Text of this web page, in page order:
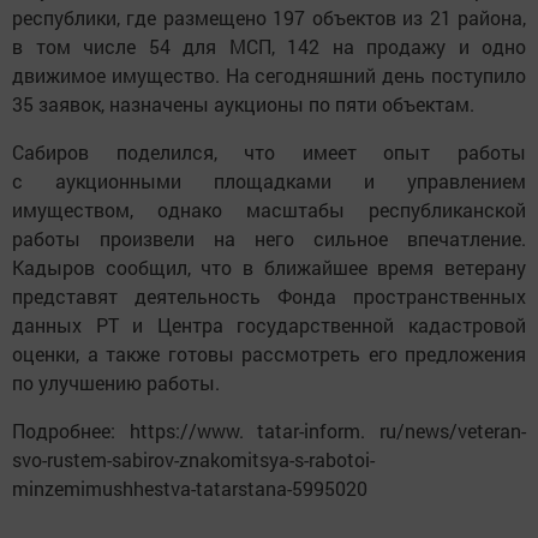
республики, где размещено 197 объектов из 21 района,
в том числе 54 для МСП, 142 на продажу и одно
движимое имущество. На сегодняшний день поступило
35 заявок, назначены аукционы по пяти объектам.
Сабиров поделился, что имеет опыт работы
с аукционными площадками и управлением
имуществом, однако масштабы республиканской
работы произвели на него сильное впечатление.
Кадыров сообщил, что в ближайшее время ветерану
представят деятельность Фонда пространственных
данных РТ и Центра государственной кадастровой
оценки, а также готовы рассмотреть его предложения
по улучшению работы.
Подробнее: https://www. tatar-inform. ru/news/veteran-
svo-rustem-sabirov-znakomitsya-s-rabotoi-
minzemimushhestva-tatarstana-5995020